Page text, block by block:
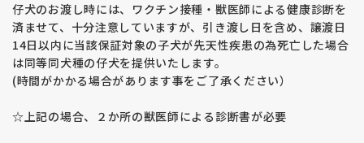
仔犬のお渡し時には、ワクチン接種・獣医師による健康診断を
済ませて、十分注意していますが、引き渡し日を含め、譲渡日
14日以内に当該保証対象の子犬が先天性疾患の為死亡した場合
は同等同犬種の仔犬を提供いたします。
(時間がかかる場合があります事をご了承ください）
☆上記の場合、２か所の獣医師による診断書が必要